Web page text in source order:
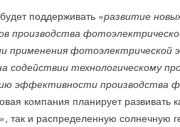
поддерживать «развитие
производства
применения фотоэлектрической
содействии технологическому
эффективности производства
компания планирует развивать
так и распределенную солнечную
роде проект в Азербайджане, он
тока, из которых 95 кВт
плавучую часть станции (FPV) и
в общем энергобалансе
время составляет 15%.